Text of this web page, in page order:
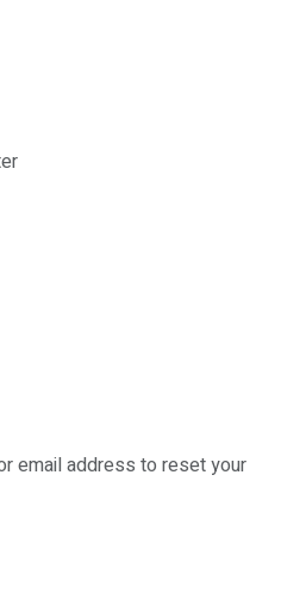
email address to reset your